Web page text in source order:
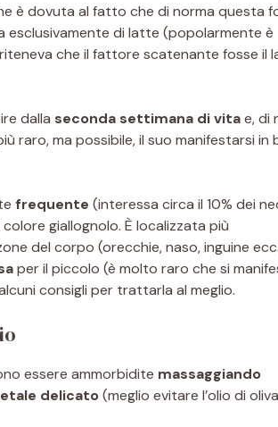
è dovuta al fatto che di norma questa
di latte (popolarmente è
che il fattore scatenante fosse il
dalla seconda settimana di vitae, di
raro, ma possibile, il suo manifestarsi in
frequente (interessa circa il 10% dei
giallognolo. È localizzata più
del corpo (orecchie, naso, inguine
per il piccolo (è molto raro che si
consigli per trattarla al meglio.
essere ammorbidite massaggiando
delicato(meglio evitare l’olio di